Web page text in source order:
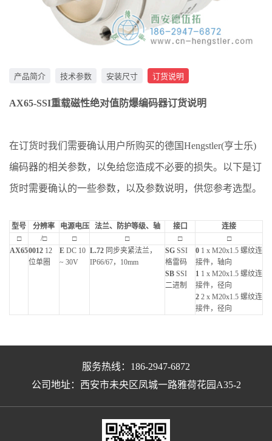
产品简介 技术参数 安装尺寸 订货说明
AX65-SSI重载磁性绝对值防爆编码器订货说明
在订货时我们需要确认用户所购买的德国Hengstler(亨士乐)
编码器的相关参数，以免给您造成不必要的损失。以下是订
货时需要确认的一些参数，以及参数说明，供您参考选型。
型号 分辨率 电源电压 法兰、防护等级、轴 接口
连接
□
/□ □ □ □
□
AX650012 12
位单圈
E DC 10
~ 30V
L.72 同步夹紧法兰，
IP66/67，10mm
SG SSI
格雷码
SB SSI
二进制
0 1 x M20x1.5 螺纹连
接件，轴向
1 1 x M20x1.5 螺纹连
接件，径向
2 2 x M20x1.5 螺纹连
接件，径向
服务热线：186-2947-6872
公司地址：西安市未央区凤城一路雅荷花园A35-2